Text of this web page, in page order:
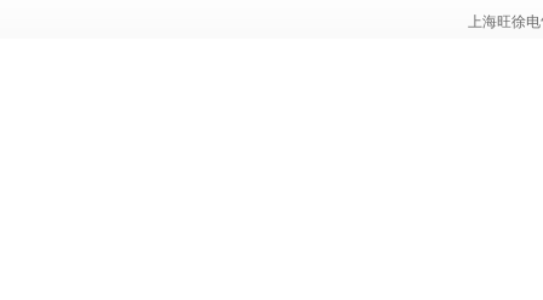
上海旺徐